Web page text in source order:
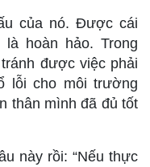
của nó. Được cái
hoàn hảo. Trong
được việc phải
lỗi cho môi trường
thân mình đã đủ tốt
này rồi: “Nếu thực